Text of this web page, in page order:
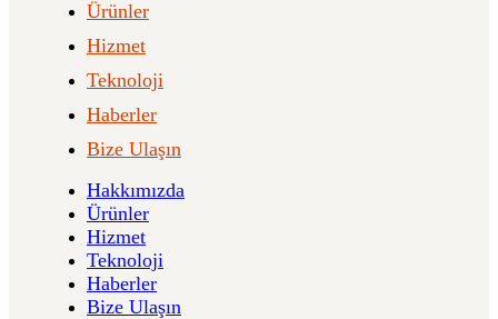
Ürünler
Hizmet
Teknoloji
Haberler
Bize Ulaşın
Hakkımızda
Ürünler
Hizmet
Teknoloji
Haberler
Bize Ulaşın